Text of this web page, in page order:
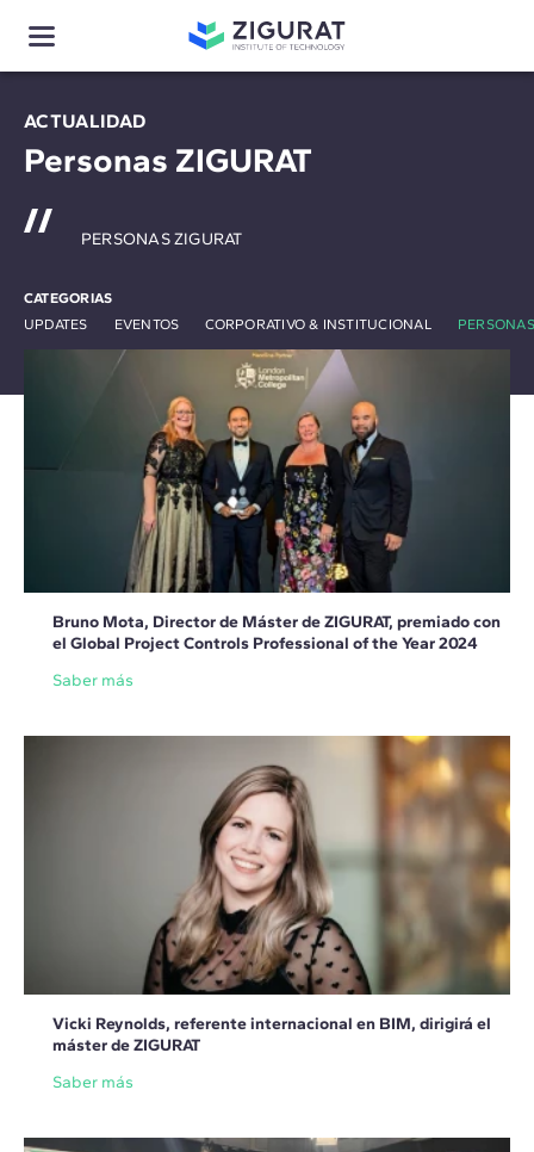
ACTUALIDAD
Personas ZIGURAT
CATEGORIAS
UPDATES
EVENTOS CORPORATIVO & INSTITUCIONAL
PERSONAS ZIGURAT
Bruno Mota, Director de Máster de ZIGURAT, premiado con
el Global Project Controls Professional of the Year 2024
Saber más
Vicki Reynolds, referente internacional en BIM, dirigirá el
máster de ZIGURAT
Saber más